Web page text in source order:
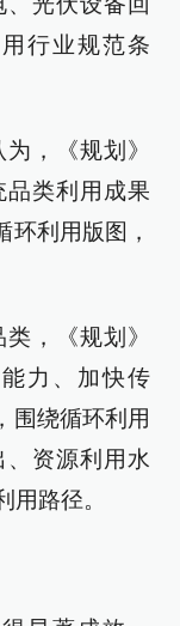
行业规范条
，《规划》
品类利用成果
环利用版图，
，《规划》
力、加快传
围绕循环利用
资源利用水
路径。